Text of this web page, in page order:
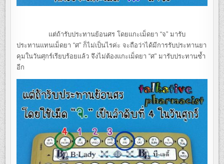
แต่ถ้ารับประทานย้อนศร โดยแกะเม็ดยา “จ” มารับ
ประทานแทนเม็ดยา “ศ” ก็ไม่เป็นไรค่ะ จะถือว่าได้มีการรับประทานยา
คุมในวันศุกร์เรียบร้อยแล้ว จึงไม่ต้องแกะเม็ดยา “ศ” มารับประทานซ้ำ
อีก